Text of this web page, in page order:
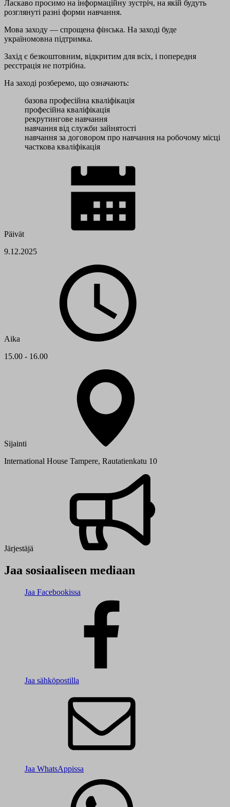
Ласкаво просимо на інформаційну зустріч, на якій будуть
розглянуті разні форми навчання.
Мова заходу — спрощена фінська. На заході буде
україномовна підтримка.
Захід є безкоштовним, відкритим для всіх, і попередня
реєстрація не потрібна.
На заході розберемо, що означають:
базова професійна кваліфікація
професійна кваліфікація
рекрутингове навчання
навчання від служби зайнятості
навчання за договором про навчання на робочому місці
часткова кваліфікація
Päivät
9.12.2025
Aika
15.00 - 16.00
Sijainti
International House Tampere, Rautatienkatu 10
Järjestäjä
Jaa sosiaaliseen mediaan
Jaa Facebookissa
Jaa sähköpostilla
Jaa WhatsAppissa